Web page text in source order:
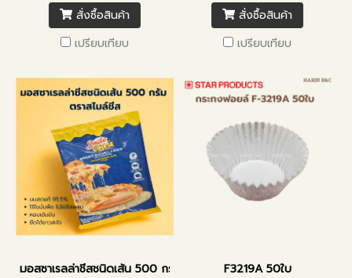
สั่งซื้อสินค้า
เปรียบเทียบ
สั่งซื้อสินค้า
เปรียบเทียบ
มอสซาเรลล่าชีสชนิดเส้น 500 กรัม
F3219A 50ใบ